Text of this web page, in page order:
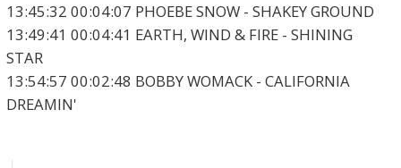
13:45:32 00:04:07 PHOEBE SNOW - SHAKEY GROUND
13:49:41 00:04:41 EARTH, WIND & FIRE - SHINING
STAR
13:54:57 00:02:48 BOBBY WOMACK - CALIFORNIA
DREAMIN'